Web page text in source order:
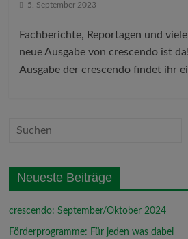
5. September 2023
Fachberichte, Reportagen und
neue Ausgabe von crescendo ist
Ausgabe der crescendo findet ihr
Neueste Beiträge
crescendo: September/Oktober 2024
Förderprogramme: Für jeden was dabei